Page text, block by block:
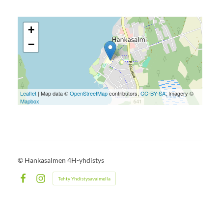
+
−
Leaflet| Map data ©OpenStreetMapcontributors, CC-BY-SA, Imagery ©
Mapbox
© Hankasalmen 4H-yhdistys
Instagram
Tehty Yhdistysavaimella